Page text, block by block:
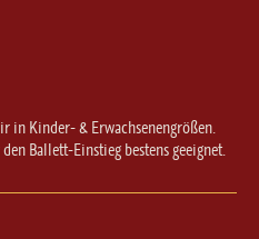
in Kinder- & Erwachsenengrößen.
Ballett-Einstieg bestens geeignet.